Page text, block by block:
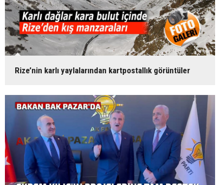
Rize’nin karlı yaylalarından kartpostallık görüntüler